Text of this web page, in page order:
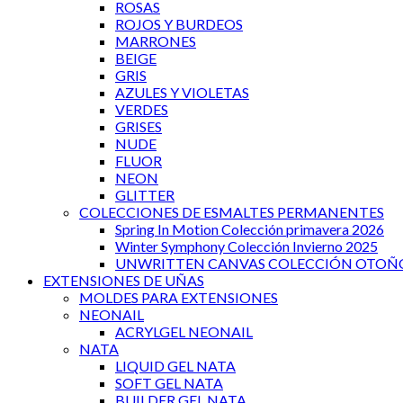
ROSAS
ROJOS Y BURDEOS
MARRONES
BEIGE
GRIS
AZULES Y VIOLETAS
VERDES
GRISES
NUDE
FLUOR
NEON
GLITTER
COLECCIONES DE ESMALTES PERMANENTES
Spring In Motion Colección primavera 2026
Winter Symphony Colección Invierno 2025
UNWRITTEN CANVAS COLECCIÓN
EXTENSIONES DE UÑAS
MOLDES PARA EXTENSIONES
NEONAIL
ACRYLGEL NEONAIL
NATA
LIQUID GEL NATA
SOFT GEL NATA